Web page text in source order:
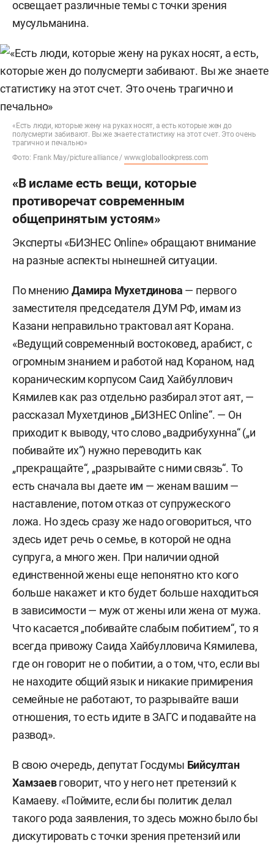
освещает различные темы с точки зрения
мусульманина.
«Есть люди, которые жену на руках носят, а есть которые жен до
полусмерти забивают. Вы же знаете статистику на этот счет. Это очень
трагично и печально»
Фото: Frank May/picture alliance /www.globallookpress.com
«В исламе есть вещи, которые
противоречат современным
общепринятым устоям»
Эксперты «БИЗНЕС Online» обращают внимание
на разные аспекты нынешней ситуации.
По мнению Дамира Мухетдинова — первого
заместителя председателя ДУМ РФ, имам из
Казани неправильно трактовал аят Корана.
«Ведущий современный востоковед, арабист, с
огромным знанием и работой над Кораном, над
кораническим корпусом Саид Хайбуллович
Кямилев как раз отдельно разбирал этот аят, —
рассказал Мухетдинов „БИЗНЕС Online“. — Он
приходит к выводу, что слово „вадрибухунна“ („и
побивайте их“) нужно переводить как
„прекращайте“, „разрывайте с ними связь“. То
есть сначала вы даете им — женам вашим —
наставление, потом отказ от супружеского
ложа. Но здесь сразу же надо оговориться, что
здесь идет речь о семье, в которой не одна
супруга, а много жен. При наличии одной
единственной жены еще непонятно кто кого
больше накажет и кто будет больше находиться
в зависимости — муж от жены или жена от мужа.
Что касается „побивайте слабым побитием“, то я
всегда привожу Саида Хайбулловича Кямилева,
где он говорит не о побитии, а о том, что, если вы
не находите общий язык и никакие примирения
семейные не работают, то разрывайте ваши
отношения, то есть идите в ЗАГС и подавайте на
развод».
В свою очередь, депутат Госдумы Бийсултан
Хамзаевговорит, что у него нет претензий к
Камаеву. «Поймите, если бы политик делал
такого рода заявления, то здесь можно было бы
дискутировать с точки зрения претензий или